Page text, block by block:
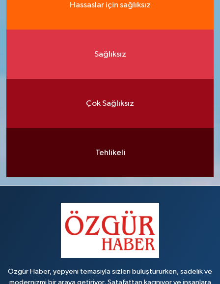
Hassaslar için sağlıksız
Sağlıksız
Çok Sağlıksız
Tehlikeli
Özgür Haber, yepyeni temasıyla sizleri buluştururken, sadelik ve
modernizmi bir araya getiriyor. Şatafattan kaçınıyor ve insanlara